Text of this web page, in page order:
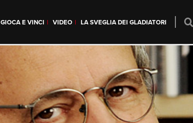
GIOCA E VINCI VIDEO LA SVEGLIA DEI GLADIATORI